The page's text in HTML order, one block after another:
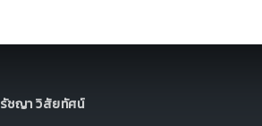
ชญา วิสัยทัศน์